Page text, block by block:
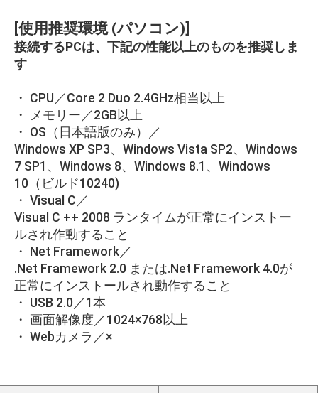
[使用推奨環境 (パソコン)]
接続するPCは、下記の性能以上のものを推奨しま
す
・ CPU／Core 2 Duo 2.4GHz相当以上
・ メモリー／2GB以上
・ OS（日本語版のみ）／
Windows XP SP3、Windows Vista SP2、Windows
7 SP1、Windows 8、Windows 8.1、Windows
10（ビルド10240)
・ Visual C／
Visual C ++ 2008 ランタイムが正常にインストー
ルされ作動すること
・ Net Framework／
.Net Framework 2.0 または.Net Framework 4.0が
正常にインストールされ動作すること
・ USB 2.0／1本
・ 画面解像度／1024×768以上
・ Webカメラ／×